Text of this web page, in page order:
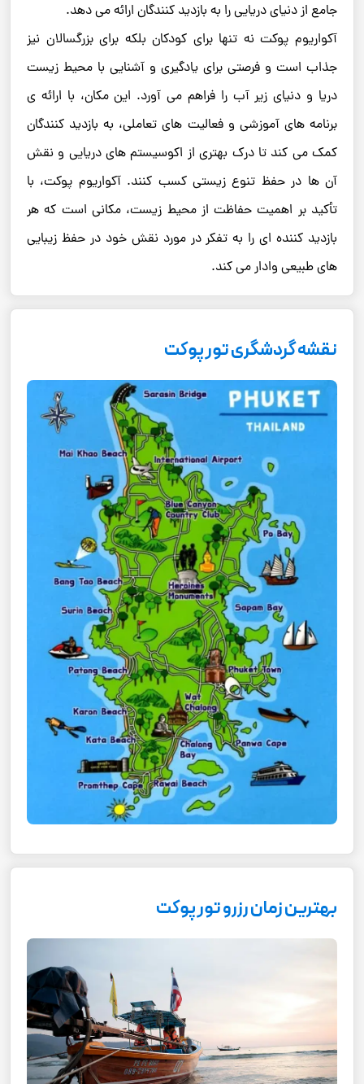
جامع از دنیای دریایی را به بازدید کنندگان ارائه می ‌دهد.
آکواریوم پوکت نه تنها برای کودکان بلکه برای بزرگسالان نیز
جذاب است و فرصتی برای یادگیری و آشنایی با محیط زیست
دریا و دنیای زیر آب را فراهم می‌ آورد. این مکان، با ارائه‌ ی
برنامه‌ های آموزشی و فعالیت ‌های تعاملی، به بازدید کنندگان
کمک می ‌کند تا درک بهتری از اکوسیستم‌ های دریایی و نقش
آن‌ ها در حفظ تنوع زیستی کسب کنند. آکواریوم پوکت، با
تأکید بر اهمیت حفاظت از محیط زیست، مکانی است که هر
بازدید کننده ‌ای را به تفکر در مورد نقش خود در حفظ زیبایی‌
های طبیعی وادار می ‌کند.
نقشه گردشگری تور پوکت
بهترین زمان رزرو تور پوکت